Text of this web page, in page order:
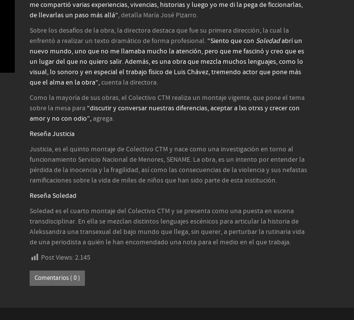
me compartió varias experiencias, vivencias, historias y luego yo me di la pega de ficcionarlas,
de llevarlas un paso más allá”, detalla María José Pizarro.
Sobre los desafíos de la obra, la directora destaca que fue su primera dirección, la cual la
enfrentó a realizar un texto dramático de forma profesional. “Siento que con Soledadabrí un
nuevo mundo, uno que no me llamaba mucho la atención, pero que me fascinó y creo que es
un lugar del que no quiero salir. Además, es una obra que mezcla muchos lenguajes, como lo
visual, lo sonoro y en especial el trabajo físico de Luis Chávez, tremendo actor que pone más
que el alma en la obra”,cuenta la directora.
Como la mayoría de sus obras, el Colectivo CTM realiza un montaje vigente, que pone el tema
sobre la mesa para “discutir y conversar nuestras diferencias, aceptar a lxs otrxs y crecer con
amor y no con odio”, agrega.
Reseña Justicia
Justicia, es el quinto montaje de Colectivo CTM y nace como una investigación en torno al
funcionamiento Servicio Nacional de Menores, SENAME. La obra, es un intento por entender la
pérdida de la inocencia y la fragilidad, así como las consecuencias de la violencia y sus nefastas
ramificaciones sobre la vida de miles de niños que han sido parte de esta institución.
Reseña Soledad
Soledad es el cuarto montaje del Colectivo CTM y se presenta como una puesta en escena
transdisciplinar. En ella se mezclan distintos lenguajes escénicos para articular la historia de
Alekssandra una transexual del bajo mundo que llega, sin querer, a perturbar la rutinaria vida
de una periodista a quién le han encomendado una nota para el medio en el que trabaja.
Post Views:2.145
Comentarios ( 0 )